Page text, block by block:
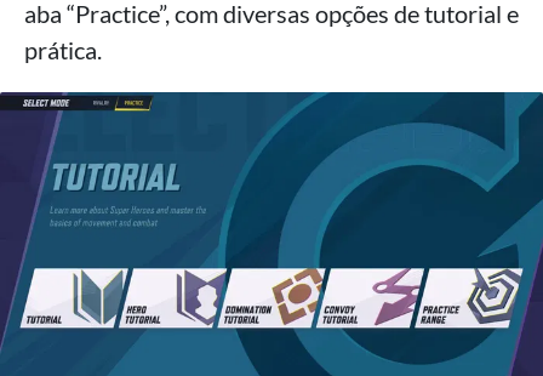
aba “Practice”, com diversas opções de tutorial e
prática.